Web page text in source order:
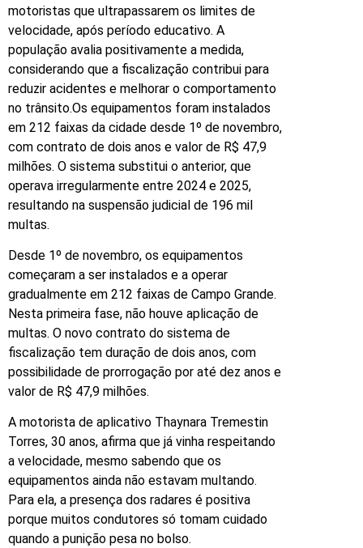
motoristas que ultrapassarem os limites de
velocidade, após período educativo. A
população avalia positivamente a medida,
considerando que a fiscalização contribui para
reduzir acidentes e melhorar o comportamento
no trânsito.Os equipamentos foram instalados
em 212 faixas da cidade desde 1º de novembro,
com contrato de dois anos e valor de R$ 47,9
milhões. O sistema substitui o anterior, que
operava irregularmente entre 2024 e 2025,
resultando na suspensão judicial de 196 mil
multas.
Desde 1º de novembro, os equipamentos
começaram a ser instalados e a operar
gradualmente em 212 faixas de Campo Grande.
Nesta primeira fase, não houve aplicação de
multas. O novo contrato do sistema de
fiscalização tem duração de dois anos, com
possibilidade de prorrogação por até dez anos e
valor de R$ 47,9 milhões.
A motorista de aplicativo Thaynara Tremestin
Torres, 30 anos, afirma que já vinha respeitando
a velocidade, mesmo sabendo que os
equipamentos ainda não estavam multando.
Para ela, a presença dos radares é positiva
porque muitos condutores só tomam cuidado
quando a punição pesa no bolso.